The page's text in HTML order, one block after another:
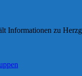
Informationen zu